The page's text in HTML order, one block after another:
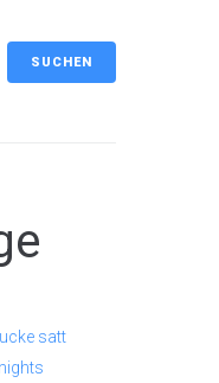
SUCHEN
satt